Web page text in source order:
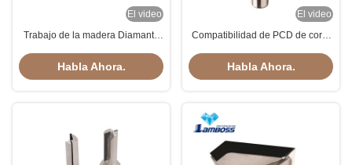
El video
Trabajo de la madera Diamante
grabado de cuchillo Bits router
Habla Ahora.
El video
Compatibilidad de PCD de corte
contrachapada y cartón de chip
Habla Ahora.